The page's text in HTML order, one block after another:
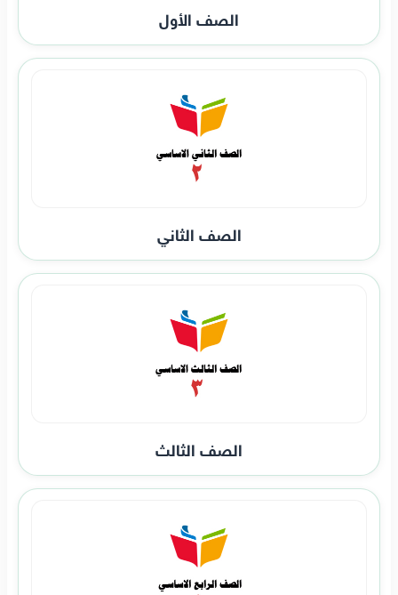
الصف الأول
الصف الثاني
الصف الثالث